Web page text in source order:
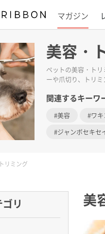
マガジン
美容・
ペットの美容・ト
ーや爪切り、トリ
関連するキーワ
美容 ワ
ジャンボセキセ
リミング
美
リ